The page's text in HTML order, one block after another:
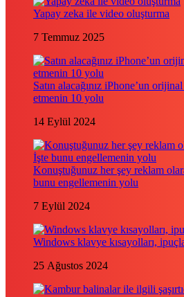
Yapay zeka ile video oluşturma
7 Temmuz 2025
Satın alacağınız iPhone’un
etmenin 10 yolu
14 Eylül 2024
Konuştuğunuz her şey reklam
bunu engellemenin yolu
7 Eylül 2024
Windows klavye kısayolları,
25 Ağustos 2024